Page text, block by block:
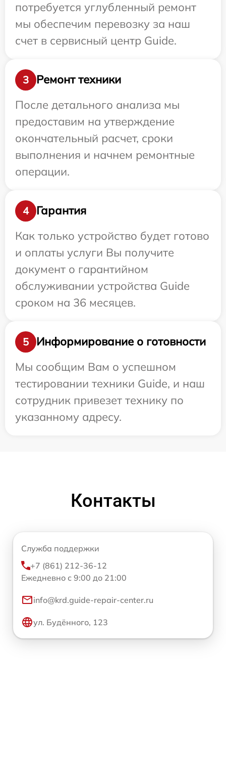
потребуется углубленный ремонт
мы обеспечим перевозку за наш
счет в сервисный центр Guide.
3
Ремонт техники
После детального анализа мы
предоставим на утверждение
окончательный расчет, сроки
выполнения и начнем ремонтные
операции.
4
Гарантия
Как только устройство будет готово
и оплаты услуги Вы получите
документ о гарантийном
обслуживании устройства Guide
сроком на 36 месяцев.
5
Информирование о готовности
Мы сообщим Вам о успешном
тестировании техники Guide, и наш
сотрудник привезет технику по
указанному адресу.
Контакты
Служба поддержки
+7 (861) 212-36-12
Ежедневно с 9:00 до 21:00
info@krd.guide-repair-center.ru
ул. Будённого, 123